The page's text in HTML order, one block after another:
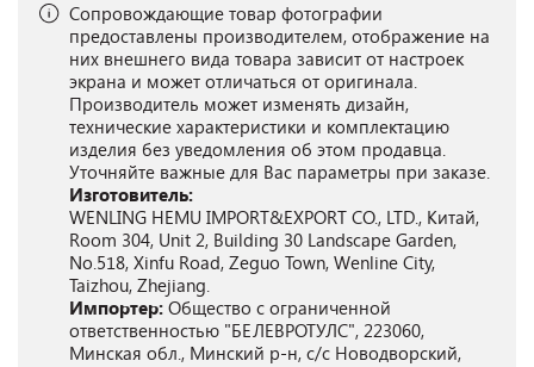
Сопровождающие товар фотографии
предоставлены производителем, отображение на
них внешнего вида товара зависит от настроек
экрана и может отличаться от оригинала.
Производитель может изменять дизайн,
технические характеристики и комплектацию
изделия без уведомления об этом продавца.
Уточняйте важные для Вас параметры при заказе.
Изготовитель:
WENLING HEMU IMPORT&EXPORT CO., LTD., Китай,
Room 304, Unit 2, Building 30 Landscape Garden,
No.518, Xinfu Road, Zeguo Town, Wenline City,
Taizhou, Zhejiang.
Импортер: Общество с ограниченной
ответственностью "БЕЛЕВРОТУЛС", 223060,
Минская обл., Минский р-н, с/с Новодворский,